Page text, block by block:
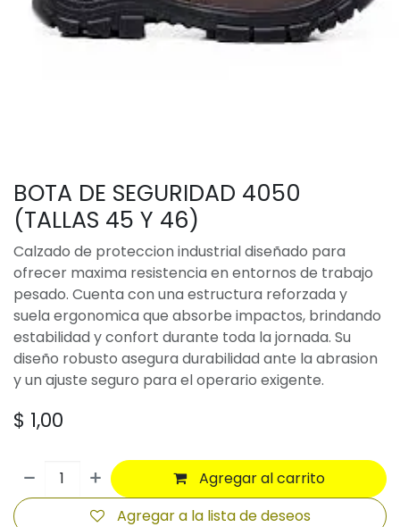
BOTA DE SEGURIDAD 4050
(TALLAS 45 Y 46)
Calzado de proteccion industrial diseñado para
ofrecer maxima resistencia en entornos de trabajo
pesado. Cuenta con una estructura reforzada y
suela ergonomica que absorbe impactos, brindando
estabilidad y confort durante toda la jornada. Su
diseño robusto asegura durabilidad ante la abrasion
y un ajuste seguro para el operario exigente.
$ 1,00
Agregar al carrito
Agregar a la lista de deseos